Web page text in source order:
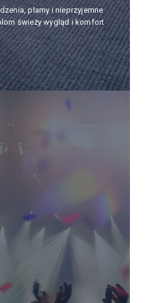
dywanów
plamy i nieprzyjemne
świeży wygląd i komfort